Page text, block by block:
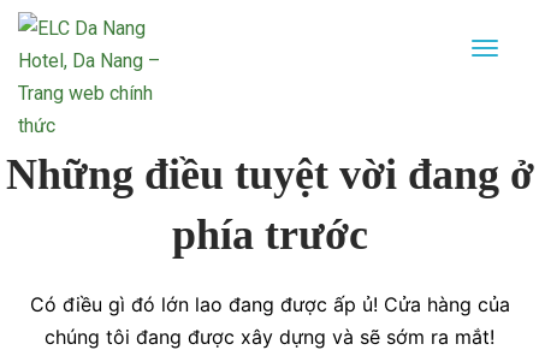
Những điều tuyệt vời đang ở
phía trước
Có điều gì đó lớn lao đang được ấp ủ! Cửa hàng của
chúng tôi đang được xây dựng và sẽ sớm ra mắt!